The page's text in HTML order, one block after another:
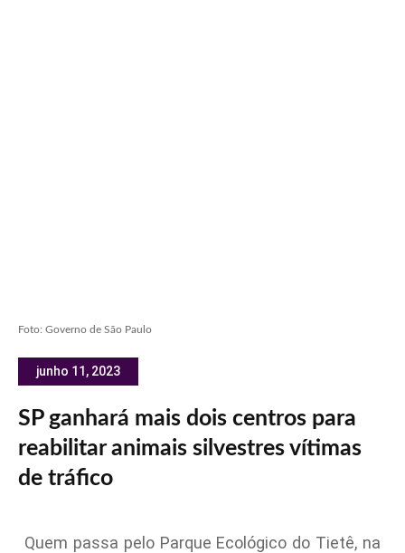
Foto: Governo de São Paulo
junho 11, 2023
SP ganhará mais dois centros para
reabilitar animais silvestres vítimas
de tráfico
Quem passa pelo Parque Ecológico do Tietê, na